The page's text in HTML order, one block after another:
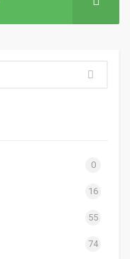
0
16
55
74